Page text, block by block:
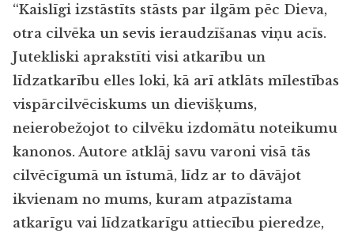
“Kaislīgi izstāstīts stāsts par ilgām pēc Dieva,
otra cilvēka un sevis ieraudzīšanas viņu acīs.
Jutekliski aprakstīti visi atkarību un
līdzatkarību elles loki, kā arī atklāts mīlestības
vispārcilvēciskums un dievišķums,
neierobežojot to cilvēku izdomātu noteikumu
kanonos. Autore atklāj savu varoni visā tās
cilvēcīgumā un īstumā, līdz ar to dāvājot
ikvienam no mums, kuram atpazīstama
atkarīgu vai līdzatkarīgu attiecību pieredze,